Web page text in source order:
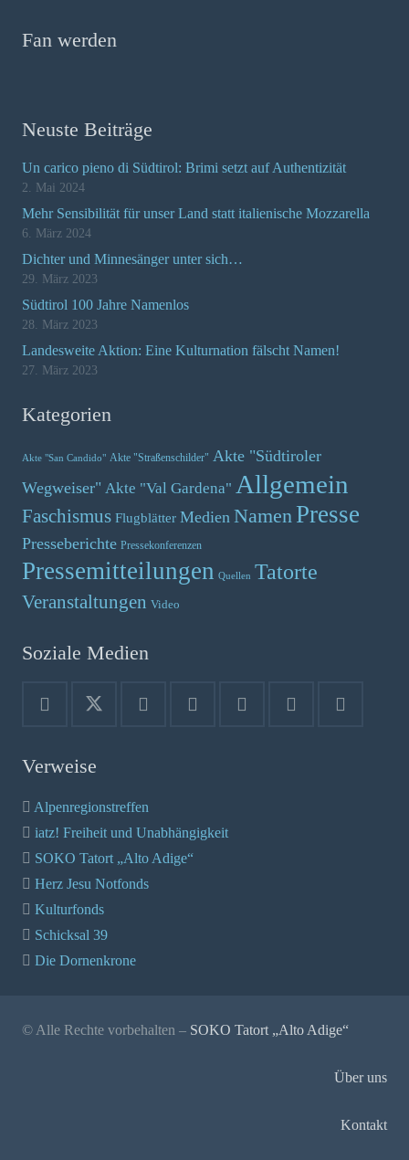
Fan werden
Neuste Beiträge
Un carico pieno di Südtirol: Brimi setzt auf Authentizität
2. Mai 2024
Mehr Sensibilität für unser Land statt italienische Mozzarella
6. März 2024
Dichter und Minnesänger unter sich…
29. März 2023
Südtirol 100 Jahre Namenlos
28. März 2023
Landesweite Aktion: Eine Kulturnation fälscht Namen!
27. März 2023
Kategorien
Akte "San Candido" Akte "Straßenschilder" Akte "Südtiroler
Wegweiser" Akte "Val Gardena" Allgemein
Faschismus Flugblätter Medien Namen Presse
Presseberichte Pressekonferenzen
Pressemitteilungen Quellen Tatorte
Veranstaltungen Video
Soziale Medien
Verweise
Alpenregionstreffen
iatz! Freiheit und Unabhängigkeit
SOKO Tatort „Alto Adige“
Herz Jesu Notfonds
Kulturfonds
Schicksal 39
Die Dornenkrone
© Alle Rechte vorbehalten – SOKO Tatort „Alto Adige“
Über uns
Kontakt